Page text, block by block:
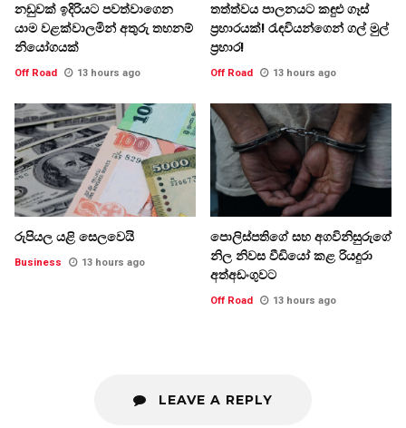
නඩුවක් ඉදිරියට පවත්වාගෙන
යාම වළක්වාලමින් අතුරු තහනම්
නියෝගයක්
Off Road 13 hours ago
තත්ත්වය පාලනයට කඳුළු ගෑස්
ප්‍රහාරයක්! රැඳවියන්ගෙන් ගල් මුල්
ප්‍රහාර!
Off Road 13 hours ago
රුපියල යළි සෙලවෙයි
Business 13 hours ago
පොලිස්පතිගේ සහ අගවිනිසුරුගේ
නිල නිවස වීඩියෝ කළ රියදුරා
අත්අඩංගුවට
Off Road 13 hours ago
LEAVE A REPLY